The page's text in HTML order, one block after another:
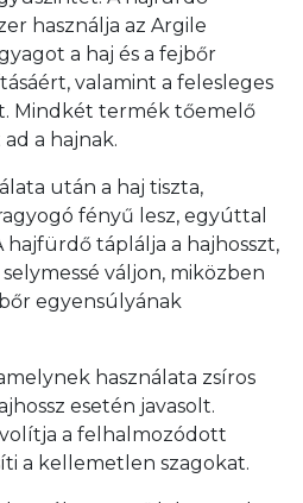
használja az Argile
a haj és a fejbőr
valamint a felesleges
Mindkét termék tőemelő
a hajnak.
után a haj tiszta,
fényű lesz, egyúttal
hajfürdő táplálja a hajhosszt,
váljon, miközben
egyensúlyának
használata zsíros
esetén javasolt.
a felhalmozódott
a kellemetlen szagokat.